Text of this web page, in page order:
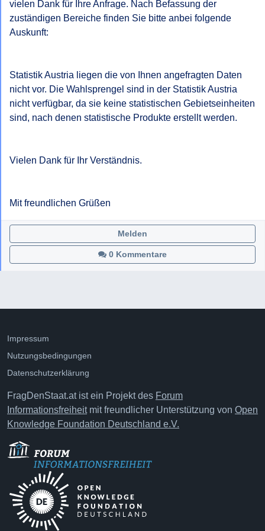
vielen Dank für Ihre Anfrage. Nach Befassung der
zuständigen Bereiche finden Sie bitte anbei folgende
Auskunft:
Statistik Austria liegen die von Ihnen angefragten Daten
nicht vor. Die Wahlsprengel sind in der Statistik Austria
nicht verfügbar, da sie keine statistischen Gebietseinheiten
sind, nach denen statistische Produkte erstellt werden.
Vielen Dank für Ihr Verständnis.
Mit freundlichen Grüßen
0 Kommentare
Melden
Impressum
Nutzungsbedingungen
Datenschutzerklärung
FragDenStaat.at ist ein Projekt des Forum
Informationsfreiheitmit freundlicher Unterstützung von Open
Knowledge Foundation Deutschland e.V.